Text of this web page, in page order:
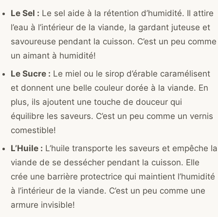
Le Sel : Le sel aide à la rétention d’humidité. Il attire
l’eau à l’intérieur de la viande, la gardant juteuse et
savoureuse pendant la cuisson. C’est un peu comme
un aimant à humidité!
Le Sucre : Le miel ou le sirop d’érable caramélisent
et donnent une belle couleur dorée à la viande. En
plus, ils ajoutent une touche de douceur qui
équilibre les saveurs. C’est un peu comme un vernis
comestible!
L’Huile : L’huile transporte les saveurs et empêche la
viande de se dessécher pendant la cuisson. Elle
crée une barrière protectrice qui maintient l’humidité
à l’intérieur de la viande. C’est un peu comme une
armure invisible!